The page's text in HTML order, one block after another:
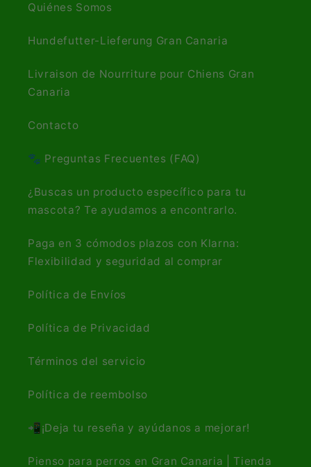
Quiénes Somos
Hundefutter-Lieferung Gran Canaria
Livraison de Nourriture pour Chiens Gran
Canaria
Contacto
🐾 Preguntas Frecuentes (FAQ)
¿Buscas un producto específico para tu
mascota? Te ayudamos a encontrarlo.
Paga en 3 cómodos plazos con Klarna:
Flexibilidad y seguridad al comprar
Política de Envíos
Política de Privacidad
Términos del servicio
Política de reembolso
📲¡Deja tu reseña y ayúdanos a mejorar!
Pienso para perros en Gran Canaria | Tienda